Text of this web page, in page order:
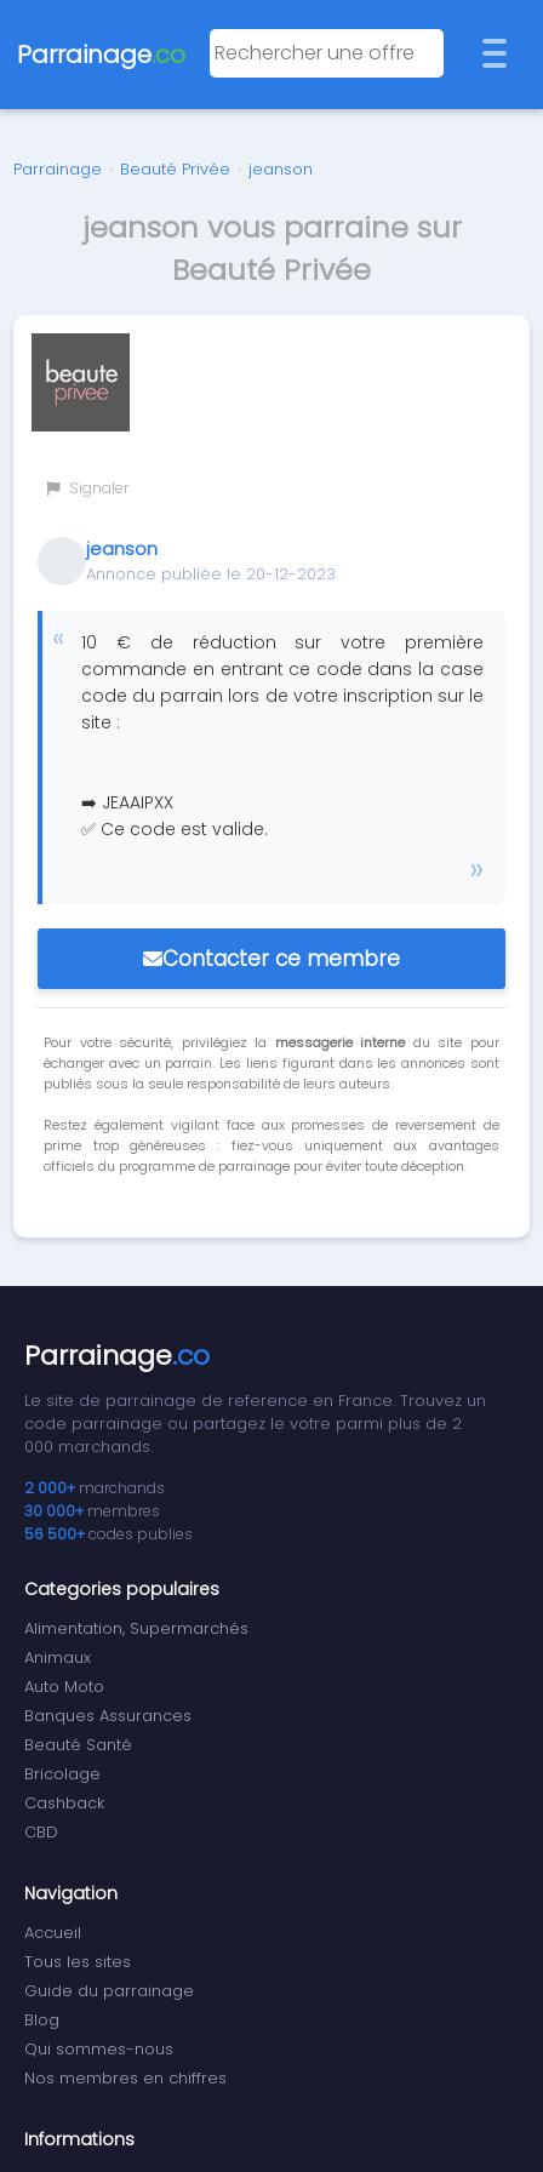
Parrainage.co
Parrainage › Beauté Privée › jeanson
jeanson vous parraine sur
Beauté Privée
Signaler
jeanson
Annonce publiée le 20-12-2023
10 € de réduction sur votre première
commande en entrant ce code dans la case
code du parrain lors de votre inscription sur le
site :
➡️ JEAAIPXX
✅ Ce code est valide.
Contacter ce membre
Pour votre sécurité, privilégiez la messagerie internedu site pour
échanger avec un parrain. Les liens figurant dans les annonces sont
publiés sous la seule responsabilité de leurs auteurs.
Restez également vigilant face aux promesses de reversement de
prime trop généreuses : fiez-vous uniquement aux avantages
officiels du programme de parrainage pour éviter toute déception.
Parrainage.co
Le site de parrainage de reference en France. Trouvez un
code parrainage ou partagez le votre parmi plus de 2
000 marchands.
2 000+ marchands
30 000+ membres
56 500+codes publies
Categories populaires
Alimentation, Supermarchés
Animaux
Auto Moto
Banques Assurances
Beauté Santé
Bricolage
Cashback
CBD
Navigation
Accueil
Tous les sites
Guide du parrainage
Blog
Qui sommes-nous
Nos membres en chiffres
Informations